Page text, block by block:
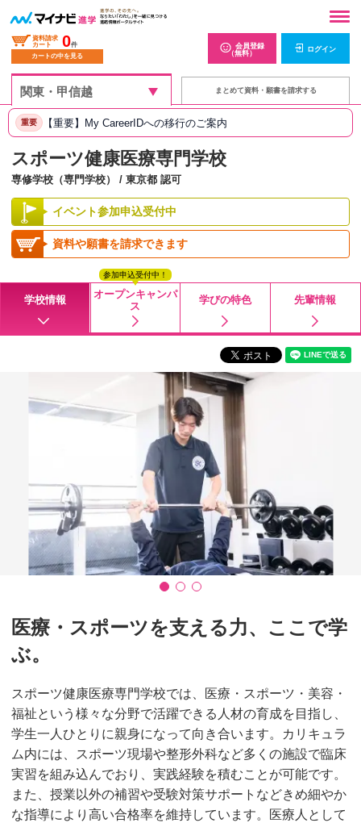
資料請求
カート
0件
カートの中を見る
会員登録
（無料）
ログイン
まとめて資料・願書を請求する
重要 【重要】My CareerIDへの移行のご案内
スポーツ健康医療専門学校
専修学校（専門学校） / 東京都 認可
イベント参加申込受付中
資料や願書を請求できます
学校情報
オープンキャンパ
ス
参加申込受付中！
学びの特色 先輩情報
医療・スポーツを支える力、ここで学
ぶ。
スポーツ健康医療専門学校では、医療・スポーツ・美容・
福祉という様々な分野で活躍できる人材の育成を目指し、
学生一人ひとりに親身になって向き合います。カリキュラ
ム内には、スポーツ現場や整形外科など多くの施設で臨床
実習を組み込んでおり、実践経験を積むことが可能です。
また、授業以外の補習や受験対策サポートなどきめ細やか
な指導により高い合格率を維持しています。医療人として